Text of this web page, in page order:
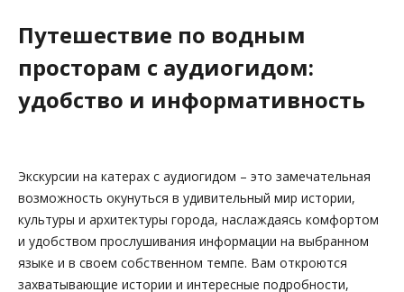
Путешествие по водным
просторам с аудиогидом:
удобство и информативность
Экскурсии на катерах с аудиогидом – это замечательная
возможность окунуться в удивительный мир истории,
культуры и архитектуры города, наслаждаясь комфортом
и удобством прослушивания информации на выбранном
языке и в своем собственном темпе. Вам откроются
захватывающие истории и интересные подробности,